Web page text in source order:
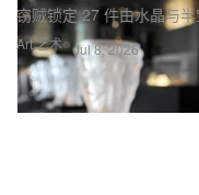
Art 艺术
窃贼锁定 27 件由水晶与
Jul 8, 2026